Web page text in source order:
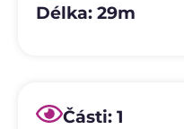
Délka: 29m
Části: 1